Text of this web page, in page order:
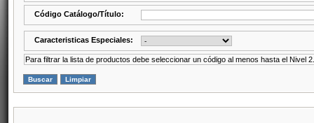
Código Catálogo/Título:
Caracteristicas Especiales:
Para filtrar la lista de productos debe seleccionar un código al menos hasta el Nivel 2.